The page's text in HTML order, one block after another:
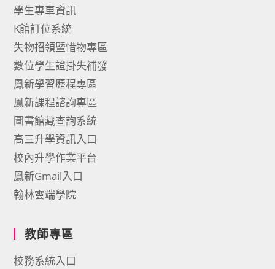
學生專車資訊
K館訂位系統
失物招領暨惜物專區
數位學生證掛失補發
鳳新學習歷程專區
鳳新課程諮詢專區
圖書館藏查詢系統
高三升學資訊入口
校內升學作業平台
鳳新Gmail入口
翰林雲端學院
教師專區
校務系統入口